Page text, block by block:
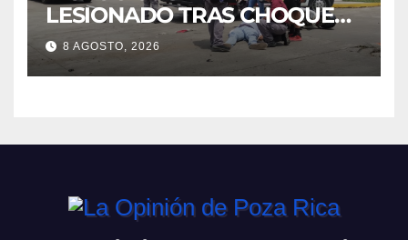
LESIONADO TRAS CHOQUE
EN LA 27 DE SEPTIEMBRE
8 AGOSTO, 2026